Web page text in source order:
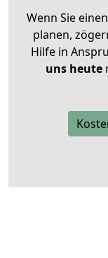
Wenn Sie
planen,
Hilfe in
uns heute